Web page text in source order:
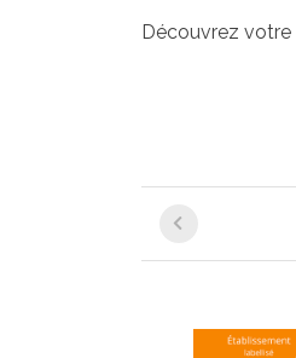
Découvrez votre
entre
les